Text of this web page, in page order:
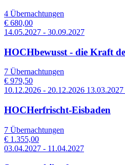
4 Übernachtungen
€ 680,00
14.05.2027 - 30.09.2027
HOCHbewusst - die Kraft
7 Übernachtungen
€ 979,50
10.12.2026 - 20.12.2026
HOCHerfrischt-Eisbaden
7 Übernachtungen
€ 1.355,00
03.04.2027 - 11.04.2027